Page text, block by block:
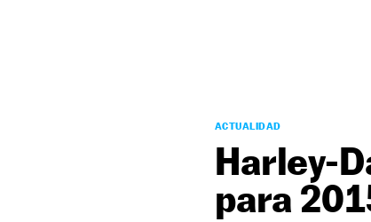
ACTUALIDAD
Harley-
para